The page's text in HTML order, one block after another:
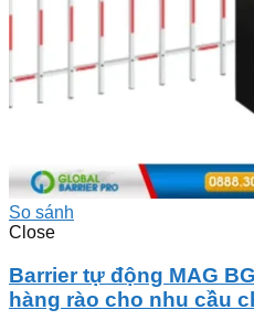
So sánh
Close
Barrier tự động MAG
hàng rào cho nhu cầu